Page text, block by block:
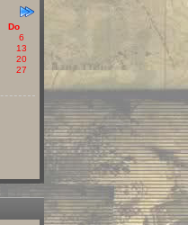
Do
6
13
20
27